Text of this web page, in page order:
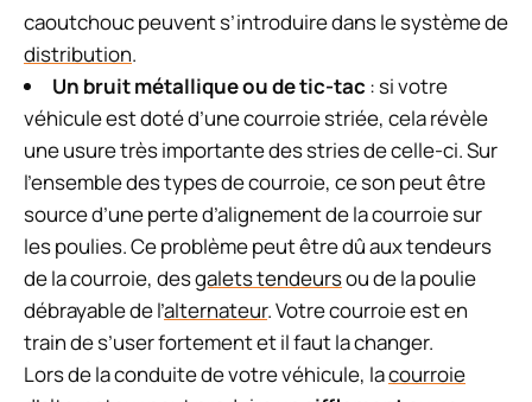
caoutchouc peuvent s’introduire dans le système de
distribution.
Un bruit métallique ou de tic-tac : si votre
véhicule est doté d’une courroie striée, cela révèle
une usure très importante des stries de celle-ci. Sur
l’ensemble des types de courroie, ce son peut être
source d’une perte d’alignement de la courroie sur
les poulies. Ce problème peut être dû aux tendeurs
de la courroie, desgalets tendeursou de la poulie
débrayable de l’alternateur. Votre courroie est en
train de s’user fortement et il faut la changer.
Lors de la conduite de votre véhicule, lacourroie